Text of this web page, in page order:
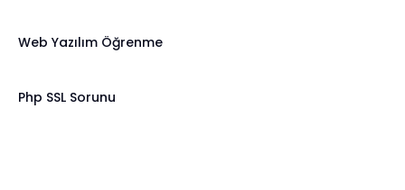
Web Yazılım Öğrenme
Php SSL Sorunu